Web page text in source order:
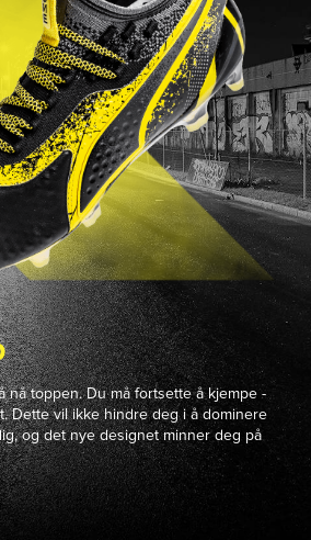
nå toppen. Du må fortsette å kjempe -
Dette vil ikke hindre deg i å dominere
og det nye designet minner deg på